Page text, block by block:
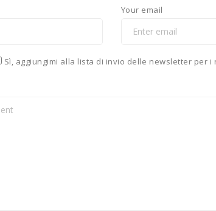
Your email
Sì, aggiungimi alla lista di invio delle newsletter per